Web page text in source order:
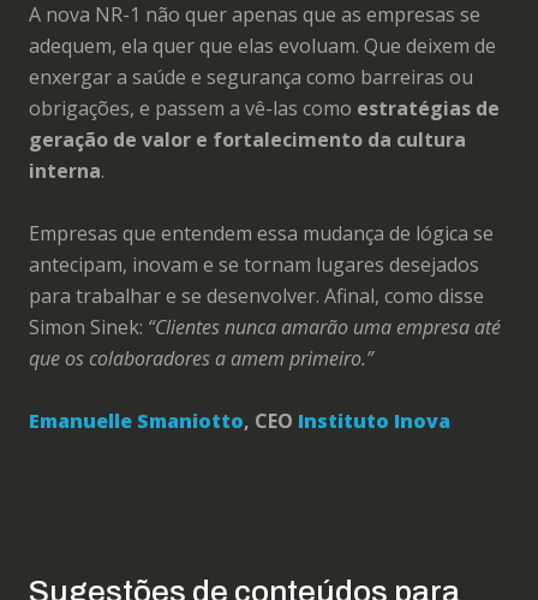
A nova NR-1 não quer apenas que as empresas se
adequem, ela quer que elas evoluam. Que deixem de
enxergar a saúde e segurança como barreiras ou
obrigações, e passem a vê-las como estratégias de
geração de valor e fortalecimento da cultura
interna.
Empresas que entendem essa mudança de lógica se
antecipam, inovam e se tornam lugares desejados
para trabalhar e se desenvolver. Afinal, como disse
Simon Sinek: “Clientes nunca amarão uma empresa até
que os colaboradores a amem primeiro.”
Emanuelle Smaniotto, CEO Instituto Inova
Sugestões de conteúdos para